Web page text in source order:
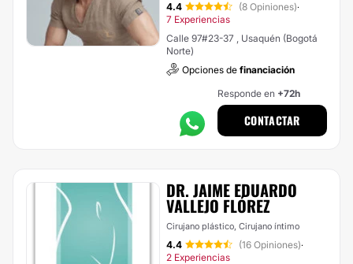
4.4 (8 Opiniones)·
7 Experiencias
Calle 97#23-37 , Usaquén (Bogotá
Norte)
Opciones de financiación
Responde en +72h
CONTACTAR
DR. JAIME EDUARDO
VALLEJO FLÓREZ
Cirujano plástico, Cirujano íntimo
4.4 (16 Opiniones)·
2 Experiencias